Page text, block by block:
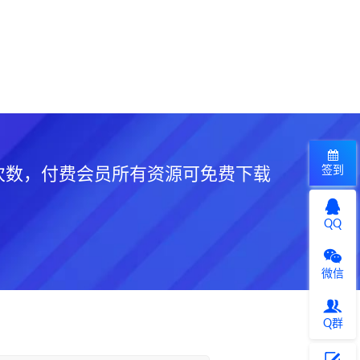
，付费会员所有资源可免费下载 签到
QQ
微信
Q群